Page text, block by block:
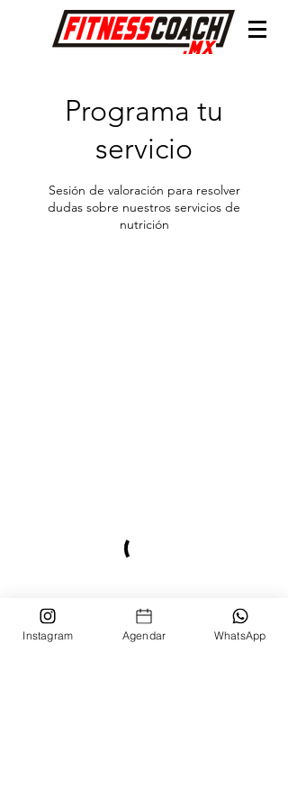
Programa tu
servicio
Sesión de valoración para resolver
dudas sobre nuestros servicios de
nutrición
Instagram Agendar WhatsApp